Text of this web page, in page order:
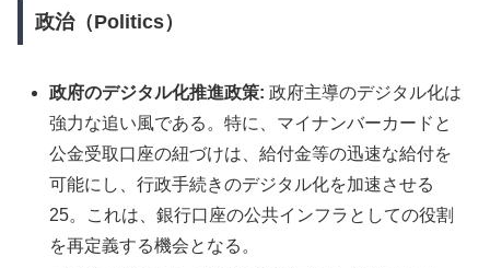
政治（Politics）
政府のデジタル化推進政策: 政府主導のデジタル化は
強力な追い風である。特に、マイナンバーカードと
公金受取口座の紐づけは、給付金等の迅速な給付を
可能にし、行政手続きのデジタル化を加速させる
25。これは、銀行口座の公共インフラとしての役割
を再定義する機会となる。